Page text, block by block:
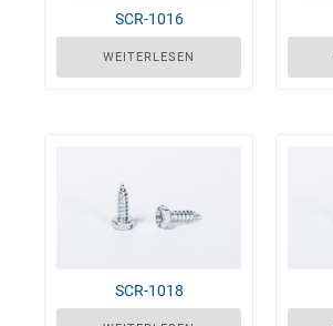
SCR-1016
WEITERLESEN
SCR-1018